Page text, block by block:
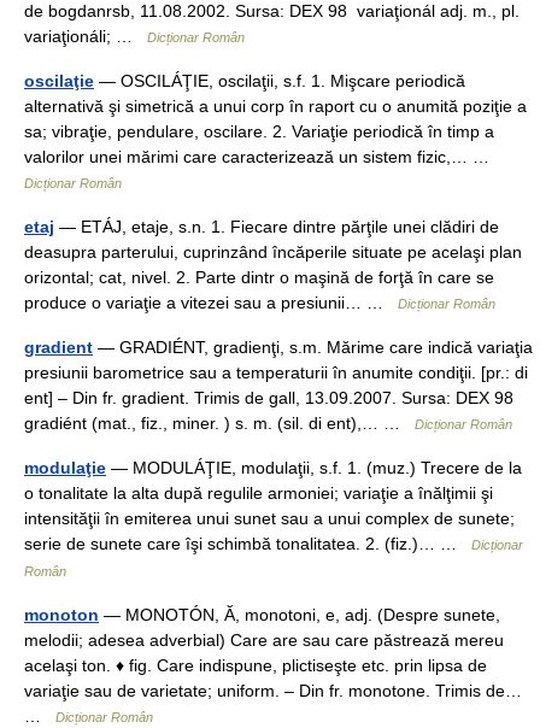
de bogdanrsb, 11.08.2002. Sursa: DEX 98 variaţionál adj. m., pl.
variaţionáli; …
Dicționar Român
oscilaţie — OSCILÁŢIE, oscilaţii, s.f. 1. Mişcare periodică
alternativă şi simetrică a unui corp în raport cu o anumită poziţie a
sa; vibraţie, pendulare, oscilare. 2. Variaţie periodică în timp a
valorilor unei mărimi care caracterizează un sistem fizic,… …
Dicționar Român
etaj — ETÁJ, etaje, s.n. 1. Fiecare dintre părţile unei clădiri de
deasupra parterului, cuprinzând încăperile situate pe acelaşi plan
orizontal; cat, nivel. 2. Parte dintr o maşină de forţă în care se
produce o variaţie a vitezei sau a presiunii… …
Dicționar Român
gradient — GRADIÉNT, gradienţi, s.m. Mărime care indică variaţia
presiunii barometrice sau a temperaturii în anumite condiţii. [pr.: di
ent] – Din fr. gradient. Trimis de gall, 13.09.2007. Sursa: DEX 98
gradiént (mat., fiz., miner. ) s. m. (sil. di ent),… …
Dicționar Român
modulaţie — MODULÁŢIE, modulaţii, s.f. 1. (muz.) Trecere de la
o tonalitate la alta după regulile armoniei; variaţie a înălţimii şi
intensităţii în emiterea unui sunet sau a unui complex de sunete;
serie de sunete care îşi schimbă tonalitatea. 2. (fiz.)… …
Dicționar
Român
monoton — MONOTÓN, Ă, monotoni, e, adj. (Despre sunete,
melodii; adesea adverbial) Care are sau care păstrează mereu
acelaşi ton. ♦ fig. Care indispune, plictiseşte etc. prin lipsa de
variaţie sau de varietate; uniform. – Din fr. monotone. Trimis de…
Dicționar Român